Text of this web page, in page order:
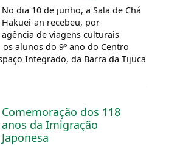
No dia 10 de junho, a Sala de Chá
Hakuei-an recebeu, por
de viagens culturais
os alunos do 9º ano do Centro
Integrado, da Barra da Tijuca
Comemoração dos 118
anos da Imigração
Japonesa